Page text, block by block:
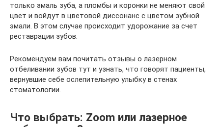
только эмаль зуба, а пломбы и коронки не меняют свой
цвет и войдут в цветовой диссонанс с цветом зубной
эмали. В этом случае происходит удорожание за счет
реставрации зубов.
Рекомендуем вам почитать отзывы о лазерном
отбеливании зубов тут и узнать, что говорят пациенты,
вернувшие себе ослепительную улыбку в стенах
стоматологии.
Что выбрать: Zoom или лазерное